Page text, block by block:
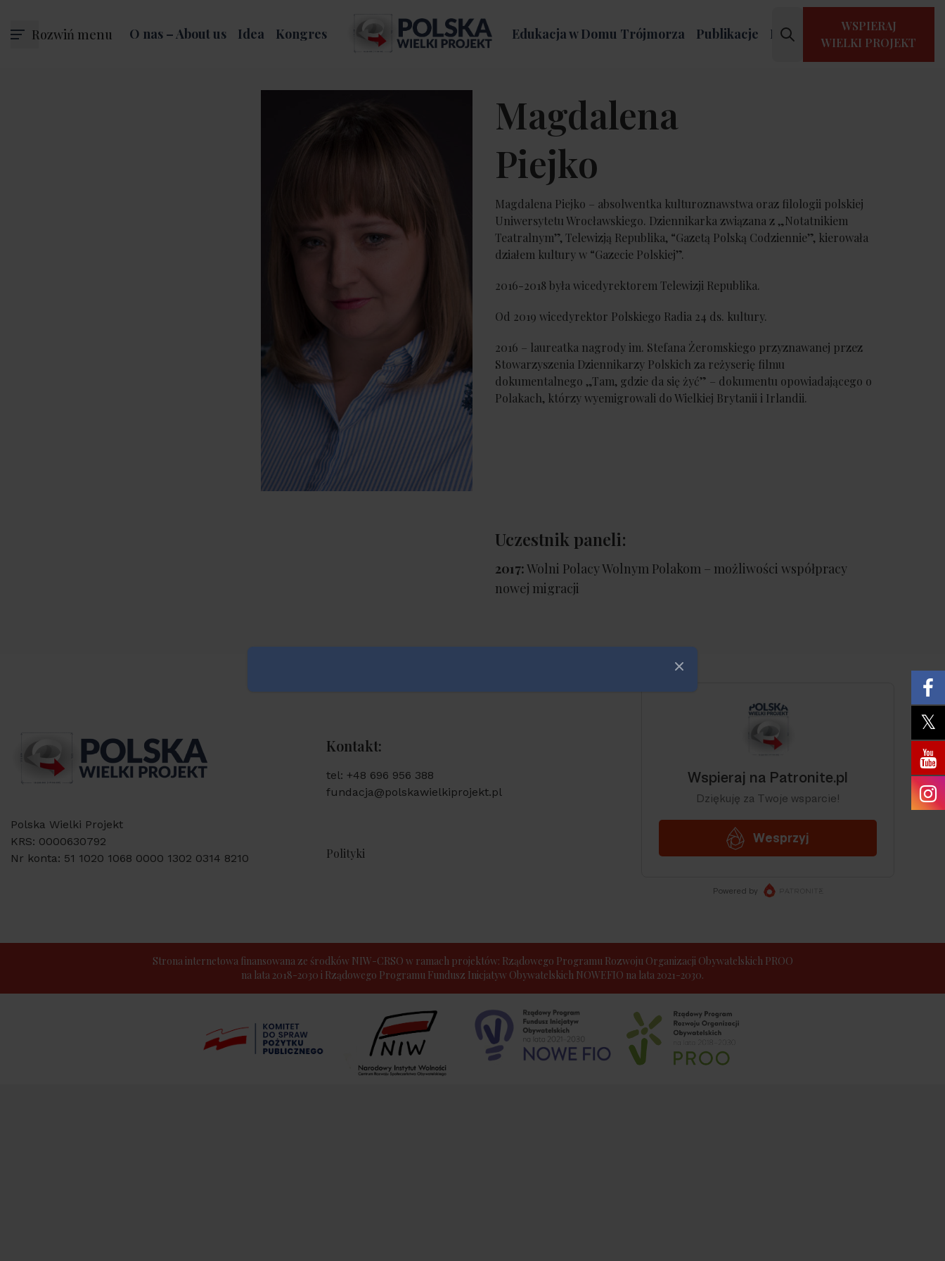
Rozwiń menu O nas – About us Idea Kongres Edukacja w Domu Trójmorza Publikacje Kontakt
WSPIERAJ
WIELKI PROJEKT
Magdalena
Piejko
Magdalena Piejko – absolwentka kulturoznawstwa oraz filologii polskiej
Uniwersytetu Wrocławskiego. Dziennikarka związana z „Notatnikiem
Teatralnym”, Telewizją Republika, “Gazetą Polską Codziennie”, kierowała
działem kultury w “Gazecie Polskiej”.
2016-2018 była wicedyrektorem Telewizji Republika.
Od 2019 wicedyrektor Polskiego Radia 24 ds. kultury.
2016 – laureatka nagrody im. Stefana Żeromskiego przyznawanej przez
Stowarzyszenia Dziennikarzy Polskich za reżyserię filmu
dokumentalnego „Tam, gdzie da się żyć” – dokumentu opowiadającego o
Polakach, którzy wyemigrowali do Wielkiej Brytanii i Irlandii.
Uczestnik paneli:
2017:Wolni Polacy Wolnym Polakom – możliwości współpracy
nowej migracji
Polska Wielki Projekt
KRS: 0000630792
Nr konta: 51 1020 1068 0000 1302 0314 8210
Kontakt:
tel: +48 696 956 388
fundacja@polskawielkiprojekt.pl
Polityki
Strona internetowa finansowana ze środków NIW-CRSO w ramach projektów: Rządowego Programu Rozwoju Organizacji Obywatelskich PROO
na lata 2018-2030 i Rządowego Programu Fundusz Inicjatyw Obywatelskich NOWEFIO na lata 2021-2030.
Zamknij